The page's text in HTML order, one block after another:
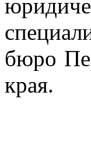
бюро
края.